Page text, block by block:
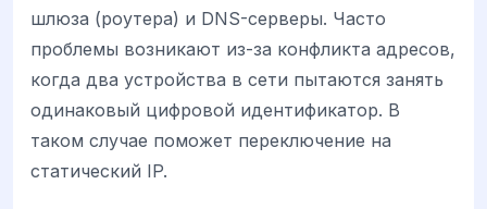
шлюза (роутера) и DNS-серверы. Часто
проблемы возникают из-за конфликта адресов,
когда два устройства в сети пытаются занять
одинаковый цифровой идентификатор. В
таком случае поможет переключение на
статический IP.